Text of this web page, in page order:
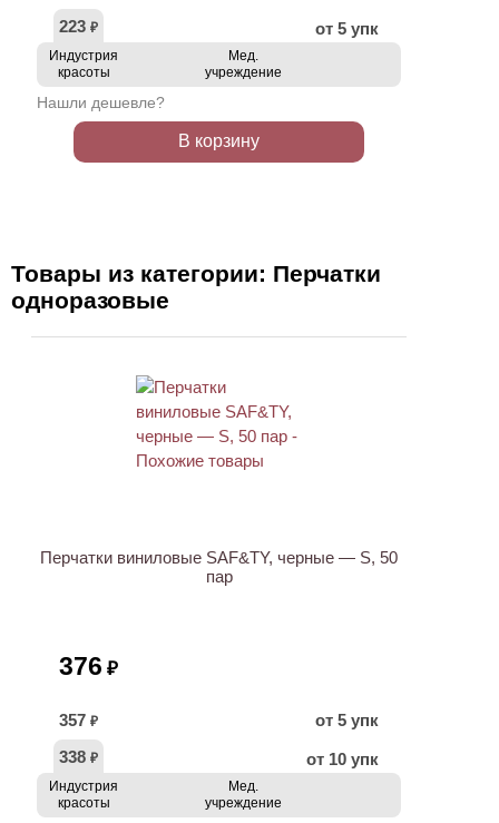
223 ₽ от 5 упк
Индустрия
красоты
Мед.
учреждение
Нашли дешевле?
В корзину
Товары из категории: Перчатки
одноразовые
Перчатки виниловые SAF&TY, черные — S, 50
пар
376 ₽
357 ₽
от 5 упк
338 ₽ от 10 упк
Индустрия
красоты
Мед.
учреждение